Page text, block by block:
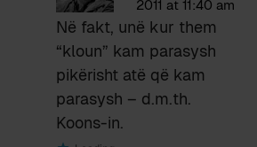
2011 at 11:40 am
Në fakt, unë kur them
“kloun” kam parasysh
pikërisht atë që kam
parasysh – d.m.th.
Koons-in.